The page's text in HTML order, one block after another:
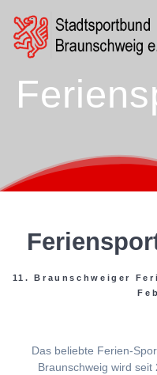
11. Braunschweiger
Das beliebte Ferien-
Braunschweig wird